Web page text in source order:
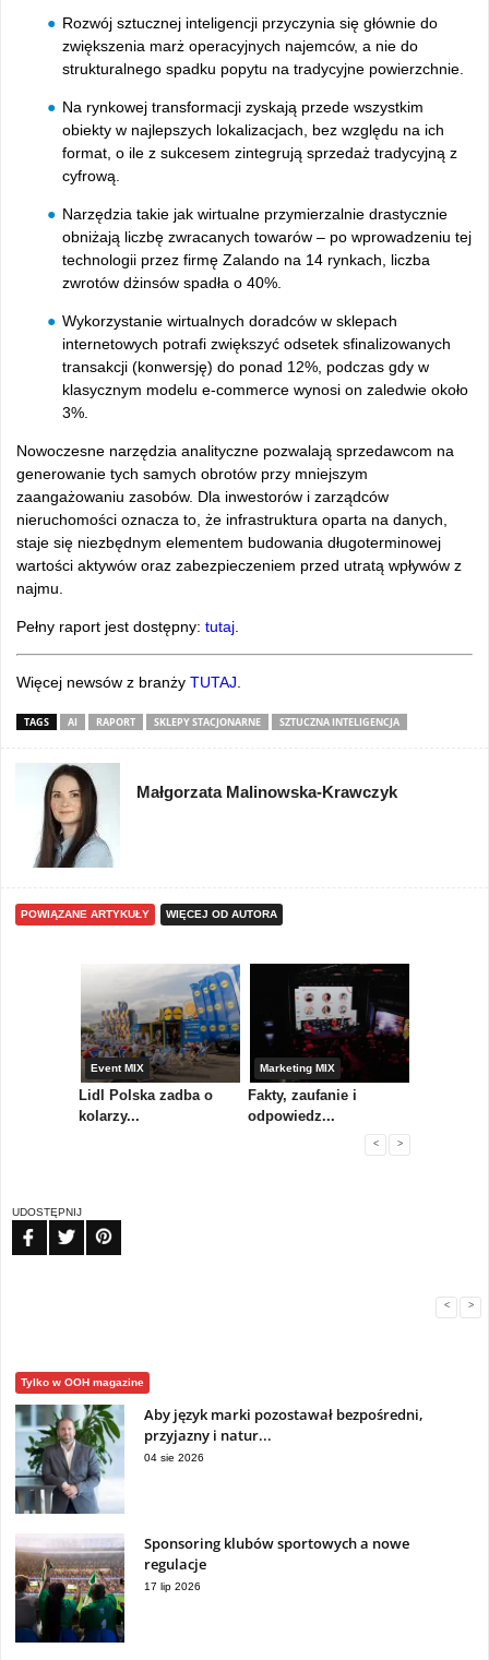
Rozwój sztucznej inteligencji przyczynia się głównie do
zwiększenia marż operacyjnych najemców, a nie do
strukturalnego spadku popytu na tradycyjne powierzchnie.
Na rynkowej transformacji zyskają przede wszystkim
obiekty w najlepszych lokalizacjach, bez względu na ich
format, o ile z sukcesem zintegrują sprzedaż tradycyjną z
cyfrową.
Narzędzia takie jak wirtualne przymierzalnie drastycznie
obniżają liczbę zwracanych towarów – po wprowadzeniu tej
technologii przez firmę Zalando na 14 rynkach, liczba
zwrotów dżinsów spadła o 40%.
Wykorzystanie wirtualnych doradców w sklepach
internetowych potrafi zwiększyć odsetek sfinalizowanych
transakcji (konwersję) do ponad 12%, podczas gdy w
klasycznym modelu e-commerce wynosi on zaledwie około
3%.
Nowoczesne narzędzia analityczne pozwalają sprzedawcom na
generowanie tych samych obrotów przy mniejszym
zaangażowaniu zasobów. Dla inwestorów i zarządców
nieruchomości oznacza to, że infrastruktura oparta na danych,
staje się niezbędnym elementem budowania długoterminowej
wartości aktywów oraz zabezpieczeniem przed utratą wpływów z
najmu.
Pełny raport jest dostępny: tutaj
Więcej newsów z branży TUTAJ
TAGS AI RAPORT SKLEPY STACJONARNE SZTUCZNA INTELIGENCJA
Małgorzata Malinowska-Krawczyk
POWIĄZANE ARTYKUŁY WIĘCEJ OD AUTORA
Event MIX
Lidl Polska zadba o
kolarzy...
Marketing MIX
Fakty, zaufanie i
odpowiedz...
< >
UDOSTĘPNIJ
< >
Tylko w OOH magazine
Aby język marki pozostawał bezpośredni,
przyjazny i natur...
04 sie 2026
Sponsoring klubów sportowych a nowe
regulacje
17 lip 2026